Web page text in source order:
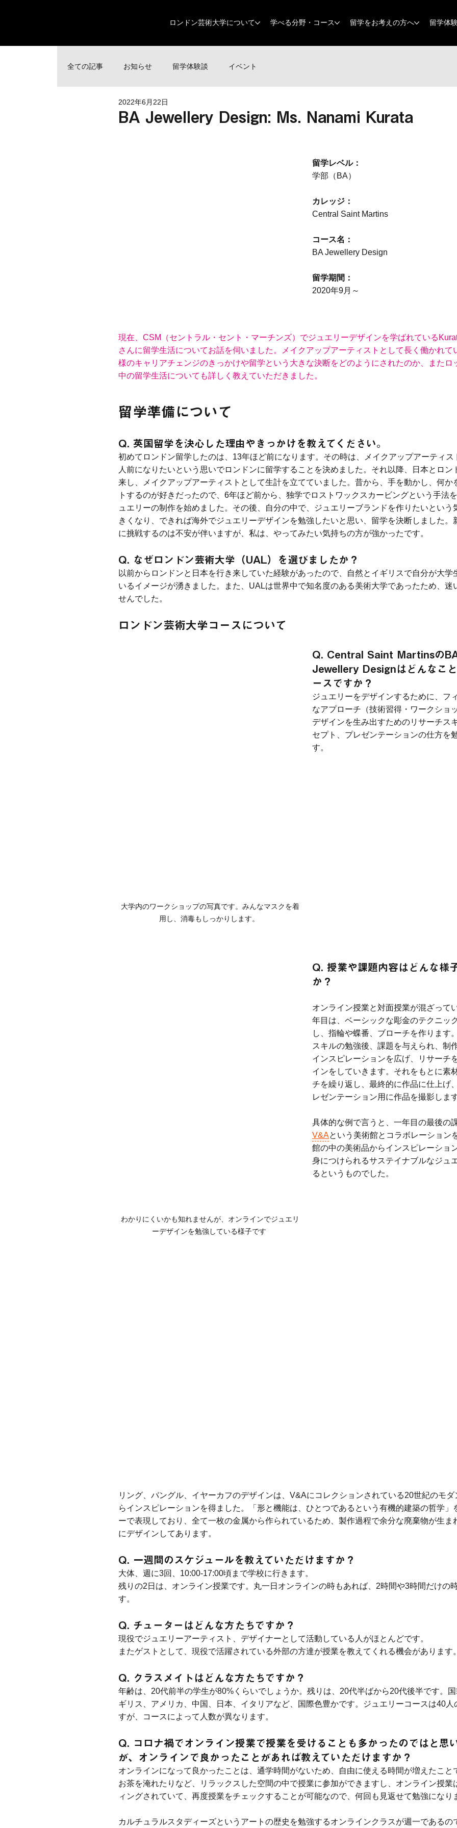
ロンドン芸術大学について 学べる分野・コース 留学をお考えの方へ 留学体
全ての記事 お知らせ 留学体験談 イベント
BA Jewellery Design: Ms. Nanami Kurata
2022年6月22日
留学レベル：
学部（BA）
カレッジ：
Central Saint Martins
コース名：
BA Jewellery Design
留学期間：
2020年9月～
現在、CSM（セントラル・セント・マーチンズ）でジュエリーデザインを学ばれている
さんに留学生活についてお話を伺いました。メイクアップアーティストとして長く働かれて
様のキャリアチェンジのきっかけや留学という大きな決断をどのようにされたのか、またロ
中の留学生活についても詳しく教えていただきました。
留学準備について
Q. 英国留学を決心した理由やきっかけを教えてください。
初めてロンドン留学したのは、13年ほど前になります。その時は、メイクアップアーティス
人前になりたいという思いでロンドンに留学することを決めました。それ以降、日本とロン
来し、メイクアップアーティストとして生計を立てていました。昔から、手を動かし、何か
トするのが好きだったので、6年ほど前から、独学でロストワックスカービングという手法
ュエリーの制作を始めました。その後、自分の中で、ジュエリーブランドを作りたいという
きくなり、できれば海外でジュエリーデザインを勉強したいと思い、留学を決断しました。
に挑戦するのは不安が伴いますが、私は、やってみたい気持ちの方が強かったです。
Q. なぜロンドン芸術大学（UAL）を選びましたか？
以前からロンドンと日本を行き来していた経験があったので、自然とイギリスで自分が大学
いるイメージが湧きました。また、UALは世界中で知名度のある美術大学であったため、迷
せんでした。
ロンドン芸術大学コースについて
大学内のワークショップの写真です。みんなマスクを着
用し、消毒もしっかりします。
Q. Central Saint Martinsの
Jewellery Designはどんなこ
ースですか？
ジュエリーをデザインするために、フ
なアプローチ（技術習得・ワークショ
デザインを生み出すためのリサーチス
セプト、プレゼンテーションの仕方を
す。
わかりにくいかも知れませんが、オンラインでジュエリ
ーデザインを勉強している様子です
Q. 授業や課題内容はどんな様
か？
オンライン授業と対面授業が混ざって
年目は、ベーシックな彫金のテクニッ
し、指輪や蝶番、ブローチを作ります
スキルの勉強後、課題を与えられ、制
インスピレーションを広げ、リサーチ
インをしていきます。それをもとに素
チを繰り返し、最終的に作品に仕上げ
レゼンテーション用に作品を撮影しま
具体的な例で言うと、一年目の最後の
V&Aという美術館とコラボレーション
館の中の美術品からインスピレーショ
身につけられるサステイナブルなジュ
るというものでした。
リング、バングル、イヤーカフのデザインは、V&Aにコレクションされている20世紀のモダ
らインスピレーションを得ました。「形と機能は、ひとつであるという有機的建築の哲学」
ーで表現しており、全て一枚の金属から作られているため、製作過程で余分な廃棄物が生ま
にデザインしてあります。
Q. 一週間のスケジュールを教えていただけますか？
大体、週に3回、10:00-17:00頃まで学校に行きます。
残りの2日は、オンライン授業です。丸一日オンラインの時もあれば、2時間や3時間だけの
す。
Q. チューターはどんな方たちですか？
現役でジュエリーアーティスト、デザイナーとして活動している人がほとんどです。
またゲストとして、現役で活躍されている外部の方達が授業を教えてくれる機会があります。
Q. クラスメイトはどんな方たちですか？
年齢は、20代前半の学生が80%くらいでしょうか。残りは、20代半ばから20代後半です。国
ギリス、アメリカ、中国、日本、イタリアなど、国際色豊かです。ジュエリーコースは40人
すが、コースによって人数が異なります。
Q. コロナ禍でオンライン授業で授業を受けることも多かったのではと思
が、オンラインで良かったことがあれば教えていただけますか？
オンラインになって良かったことは、通学時間がないため、自由に使える時間が増えたこと
お茶を淹れたりなど、リラックスした空間の中で授業に参加ができますし、オンライン授業
ィングされていて、再度授業をチェックすることが可能なので、何回も見返せて勉強になり
カルチュラルスタディーズというアートの歴史を勉強するオンラインクラスが週一であるの